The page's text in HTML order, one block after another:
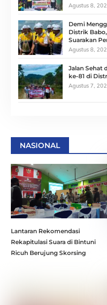
Agustus 8,
Demi
Distrik
Suarakan
Agustus 8,
Jalan Sehat
ke-81 di
Agustus 7,
NASIONAL
Lantaran Rekomendasi
Rekapitulasi Suara di Bintuni
Ricuh Berujung Skorsing